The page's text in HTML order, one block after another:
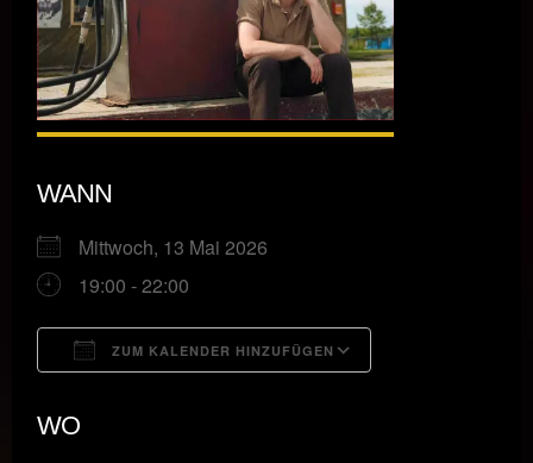
WANN
Mittwoch, 13 Mai 2026
19:00 - 22:00
ZUM KALENDER HINZUFÜGEN
WO